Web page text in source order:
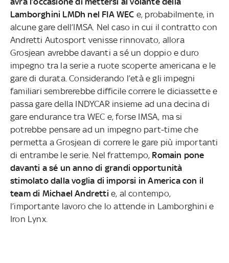
Lamborghini LMDh nel FIA WEC e, probabilmente, in
alcune gare dell’IMSA. Nel caso in cui il contratto con
Andretti Autosport venisse rinnovato, allora
Grosjean avrebbe davanti a sé un doppio e duro
impegno tra la serie a ruote scoperte americana e le
gare di durata. Considerando l’età e gli impegni
familiari sembrerebbe difficile correre le diciassette e
passa gare della INDYCAR insieme ad una decina di
gare endurance tra WEC e, forse IMSA, ma si
potrebbe pensare ad un impegno part-time che
permetta a Grosjean di correre le gare più importanti
di entrambe le serie. Nel frattempo, Romain pone
davanti a sé un anno di grandi opportunità
stimolato dalla voglia di imporsi in America con il
team di Michael Andretti e, al contempo,
l’importante lavoro che lo attende in Lamborghini e
Iron Lynx.